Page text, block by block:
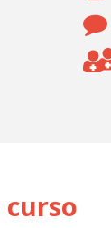
curso